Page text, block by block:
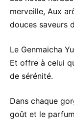
merveille, Aux
douces saveurs
Le Genmaicha
Et offre à celui
de sérénité.
Dans chaque
goût et le